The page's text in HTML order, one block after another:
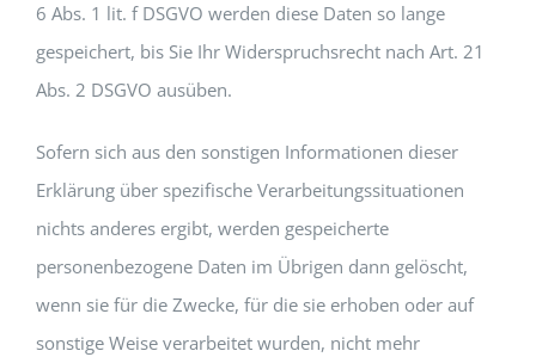
6 Abs. 1 lit. f DSGVO werden diese Daten so lange
gespeichert, bis Sie Ihr Widerspruchsrecht nach Art. 21
Abs. 2 DSGVO ausüben.
Sofern sich aus den sonstigen Informationen dieser
Erklärung über spezifische Verarbeitungssituationen
nichts anderes ergibt, werden gespeicherte
personenbezogene Daten im Übrigen dann gelöscht,
wenn sie für die Zwecke, für die sie erhoben oder auf
sonstige Weise verarbeitet wurden, nicht mehr